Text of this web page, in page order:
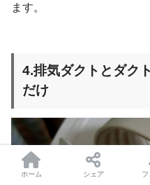
ます。
4.排気ダクトとダク
だけ
ホーム シェア